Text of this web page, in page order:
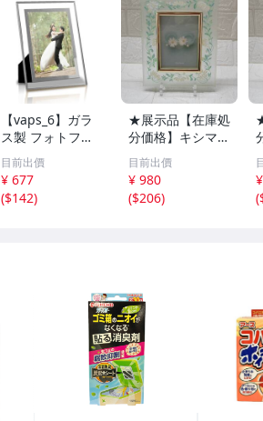
【vaps_6】ガラ
ス製 フォトフレ
ーム 《シルバ
ー》 《2L対応サ
イズ》 写真立て
写真フレーム 送
目前出價
¥ 677
($142)
★展示品【在庫処
分価格】キシマ
ガラス製 フォト
フレーム KG-805
5 花柄 写真立て
インテリア☆T7-
目前出價
¥ 980
($206)
(